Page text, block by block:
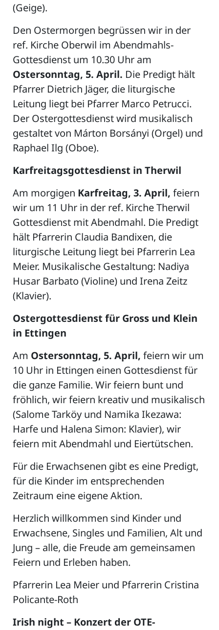
(Geige).
Den Ostermorgen begrüssen wir in der
ref. Kirche Oberwil im Abendmahls-
Gottesdienst um 10.30 Uhr am
Ostersonntag, 5. April. Die Predigt hält
Pfarrer Dietrich Jäger, die liturgische
Leitung liegt bei Pfarrer Marco Petrucci.
Der Ostergottesdienst wird musikalisch
gestaltet von Márton Borsányi (Orgel) und
Raphael Ilg (Oboe).
Karfreitagsgottesdienst in Therwil
Am morgigen Karfreitag, 3. April, feiern
wir um 11 Uhr in der ref. Kirche Therwil
Gottesdienst mit Abendmahl. Die Predigt
hält Pfarrerin Claudia Bandixen, die
liturgische Leitung liegt bei Pfarrerin Lea
Meier. Musikalische Gestaltung: Nadiya
Husar Barbato (Violine) und Irena Zeitz
(Klavier).
Ostergottesdienst für Gross und Klein
in Ettingen
Am Ostersonntag, 5. April,feiern wir um
10 Uhr in Ettingen einen Gottesdienst für
die ganze Familie. Wir feiern bunt und
fröhlich, wir feiern kreativ und musikalisch
(Salome Tarköy und Namika Ikezawa:
Harfe und Halena Simon: Klavier), wir
feiern mit Abendmahl und Eiertütschen.
Für die Erwachsenen gibt es eine Predigt,
für die Kinder im entsprechenden
Zeitraum eine eigene Aktion.
Herzlich willkommen sind Kinder und
Erwachsene, Singles und Familien, Alt und
Jung – alle, die Freude am gemeinsamen
Feiern und Erleben haben.
Pfarrerin Lea Meier und Pfarrerin Cristina
Policante-Roth
Irish night – Konzert der OTE-